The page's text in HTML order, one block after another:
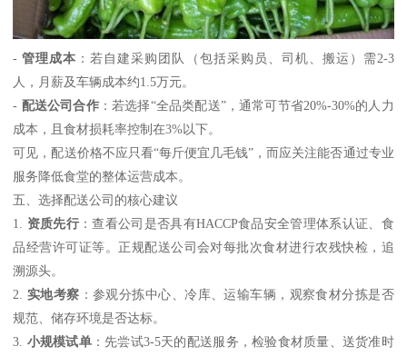
-管理成本 ：若自建采购团队（包括采购员、司机、搬运）需2-3
人，月薪及车辆成本约1.5万元。
- 配送公司合作：若选择“全品类配送”，通常可节省20%-30%的人力
成本，且食材损耗率控制在3%以下。
可见，配送价格不应只看“每斤便宜几毛钱”，而应关注能否通过专业
服务降低食堂的整体运营成本。
五、选择配送公司的核心建议
1. 资质先行：查看公司是否具有HACCP食品安全管理体系认证、食
品经营许可证等。正规配送公司会对每批次食材进行农残快检，追
溯源头。
2. 实地考察 ：参观分拣中心、冷库、运输车辆，观察食材分拣是否
规范、储存环境是否达标。
3. 小规模试单：先尝试3-5天的配送服务，检验食材质量、送货准时